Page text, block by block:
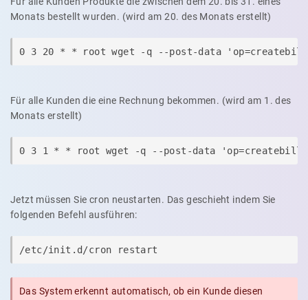
Monats bestellt wurden. (wird am 20. des Monats erstellt)
0 3 20 * * root wget -q --post-data
Für alle Kunden die eine Rechnung bekommen. (wird am 1. des
Monats erstellt)
0 3 1 * * root wget -q --post-data
Jetzt müssen Sie cron neustarten. Das geschieht indem Sie
folgenden Befehl ausführen:
/etc/init.d/cron restart
Das System erkennt automatisch, ob ein Kunde diesen